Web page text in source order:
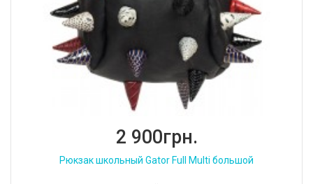
2 900грн.
Рюкзак школьный Gator Full Multi большой
..